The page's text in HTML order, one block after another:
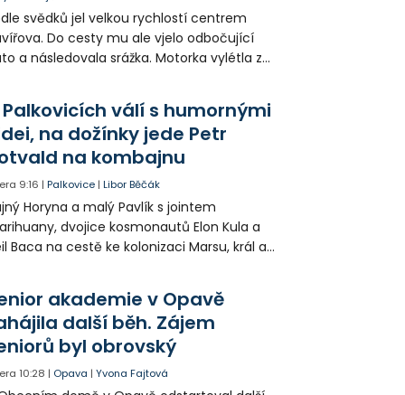
svědků jel velkou rychlostí centrem
Do cesty mu ale vjelo odbočující
a následovala srážka. Motorka vylétla ze
a byl letecky přepraven do
Palkovicích válí s humornými
na dožínky jede Petr
na kombajnu
9:16 |Palkovice |Libor Běčák
Horyna a malý Pavlík s jointem
dvojice kosmonautů Elon Kula a
Baca na cestě ke kolonizaci Marsu, král a
Palkovic ztvárnili starosta Radim
a místostarosta David Kula.
akademie v Opavě
další běh. Zájem
byl obrovský
10:28 | Opava |Yvona Fajtová